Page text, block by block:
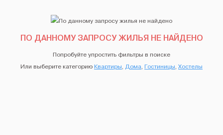
ПО ДАННОМУ ЗАПРОСУ ЖИЛЬЯ НЕ НАЙДЕНО
Попробуйте упростить фильтры в поиске
Или выберите категориюКвартиры, Дома, Гостиницы, Хостелы